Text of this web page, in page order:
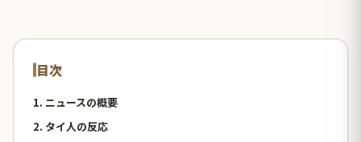
目次
1. ニュースの概要
2. タイ人の反応